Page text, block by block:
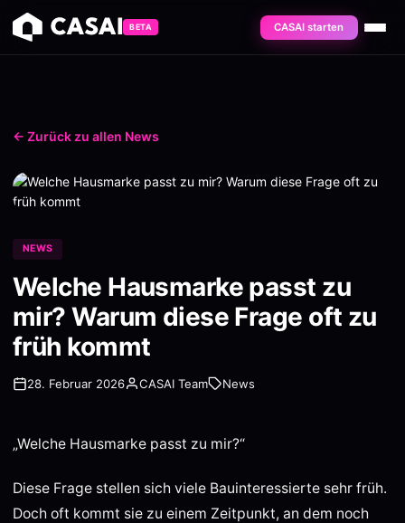
BETA CASAI starten
← Zurück zu allen News
NEWS
Welche Hausmarke passt zu
mir? Warum diese Frage oft zu
früh kommt
28. Februar 2026 CASAI Team News
„Welche Hausmarke passt zu mir?“
Diese Frage stellen sich viele Bauinteressierte sehr früh.
Doch oft kommt sie zu einem Zeitpunkt, an dem noch